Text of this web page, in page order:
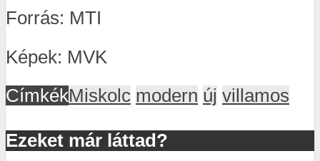
Forrás: MTI
Képek: MVK
CímkékMiskolc modern új villamos
Ezeket már láttad?